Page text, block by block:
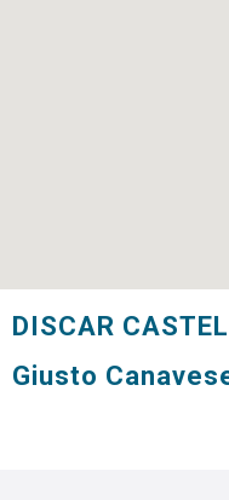
DISCAR
Giusto